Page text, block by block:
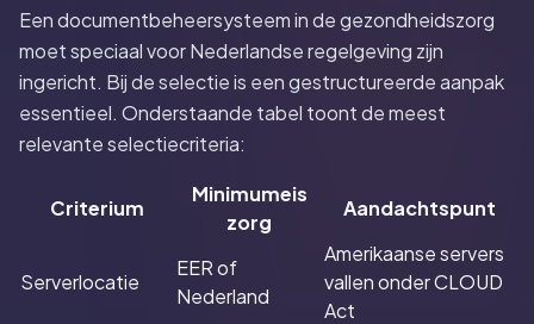
Een documentbeheersysteem in de gezondheidszorg
moet speciaal voor Nederlandse regelgeving zijn
ingericht. Bij de selectie is een gestructureerde aanpak
essentieel. Onderstaande tabel toont de meest
relevante selectiecriteria:
Criterium
Minimumeis
zorg
Aandachtspunt
Serverlocatie
EER of
Nederland
Amerikaanse servers
vallen onder CLOUD
Act